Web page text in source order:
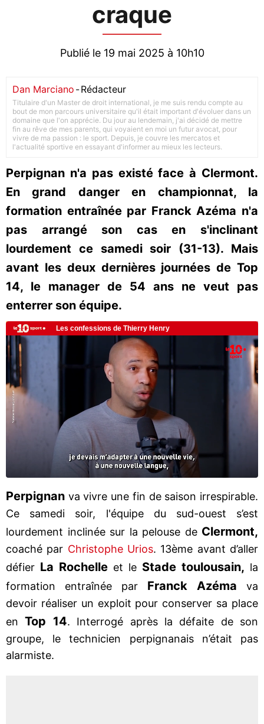
craque
Publié le 19 mai 2025 à 10h10
Dan Marciano -Rédacteur
Titulaire d'un Master de droit international, je me suis rendu compte au
bout de mon parcours universitaire qu'il était important d'évoluer dans un
domaine que l'on apprécie. Du jour au lendemain, j'ai décidé de mettre
fin au rêve de mes parents, qui voyaient en moi un futur avocat, pour
vivre de ma passion : le sport. Depuis, je couvre les mercatos et
l'actualité sportive en essayant d'informer au mieux les lecteurs.
Perpignan n'a pas existé face à Clermont.
En grand danger en championnat, la
formation entraînée par Franck Azéma n'a
pas arrangé son cas en s'inclinant
lourdement ce samedi soir (31-13). Mais
avant les deux dernières journées de Top
14, le manager de 54 ans ne veut pas
enterrer son équipe.
Perpignan va vivre une fin de saison irrespirable.
Ce samedi soir, l'équipe du sud-ouest s’est
lourdement inclinée sur la pelouse de Clermont,
coaché par Christophe Urios. 13ème avant d’aller
défier La Rochelle et le Stade toulousain, la
formation entraînée par Franck Azéma va
devoir réaliser un exploit pour conserver sa place
enTop 14. Interrogé après la défaite de son
groupe, le technicien perpignanais n’était pas
alarmiste.